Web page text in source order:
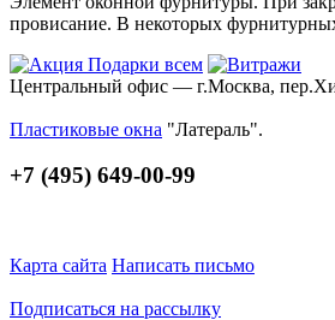
провисание. В некоторых
Центральный офис — г.Москва,
Пластиковые окна "Латераль".
+7 (495) 649-00-99
Карта сайта Написать письмо
Подписаться на рассылку